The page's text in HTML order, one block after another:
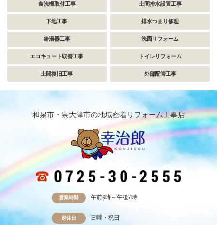
食洗機取付工事 土間排水設置工事
下地工事 排水つまり修理
給湯器工事 洗面リフォーム
エコキュート取替工事 トイレリフォーム
土間復旧工事 外部配管工事
和泉市・泉大津市の地域密着リフォーム工事店
営業時間 午前9時～午後7時
定休日 日曜・祝日